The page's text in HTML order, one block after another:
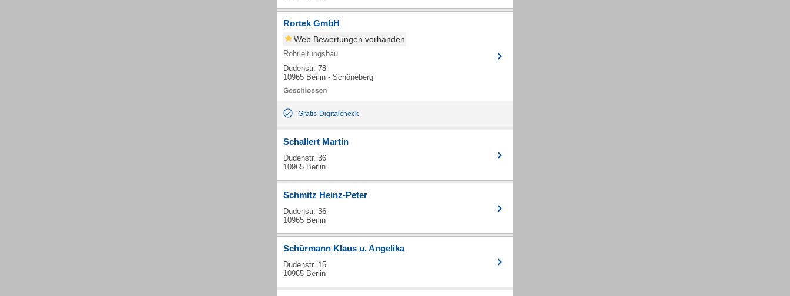
Rortek GmbH
Web Bewertungen vorhanden
Rohrleitungsbau
Dudenstr. 78
10965 Berlin - Schöneberg
Gratis-Digitalcheck
Schallert Martin
Dudenstr. 36
10965 Berlin
Schmitz Heinz-Peter
Dudenstr. 36
10965 Berlin
Schürmann Klaus u. Angelika
Dudenstr. 15
10965 Berlin